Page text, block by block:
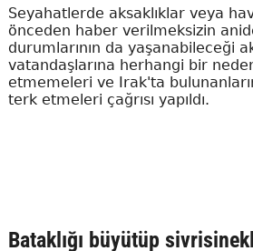
Seyahatlerde aksaklıklar veya
önceden haber verilmeksizin
durumlarının da yaşanabileceği
vatandaşlarına herhangi bir
etmemeleri ve Irak'ta
terk etmeleri çağrısı yapıldı.
Bataklığı büyütüp